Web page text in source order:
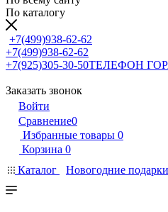
По каталогу
+7(499)938-62-62
+7(499)938-62-62
+7(925)305-30-50ТЕЛЕФОН
Заказать звонок
Войти
Сравнение0
Избранные товары 0
Корзина 0
Каталог
Новогодние